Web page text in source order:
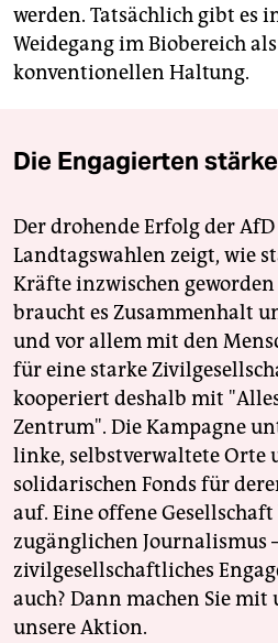
werden. Tatsächlich gibt es
Weidegang im Biobereich
konventionellen Haltung.
Die Engagierten
Der drohende Erfolg der
Landtagswahlen zeigt, wie
Kräfte inzwischen
braucht es Zusammenhalt
und vor allem mit den
für eine starke
kooperiert deshalb mit
Zentrum". Die Kampagne
linke, selbstverwaltete Orte
solidarischen Fonds für
auf. Eine offene
zugänglichen Journalismus
zivilgesellschaftliches
auch? Dann machen Sie
unsere Aktion.